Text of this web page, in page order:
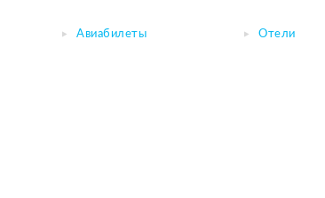
Авиабилеты Отели